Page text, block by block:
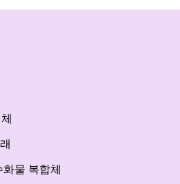
물 복합체